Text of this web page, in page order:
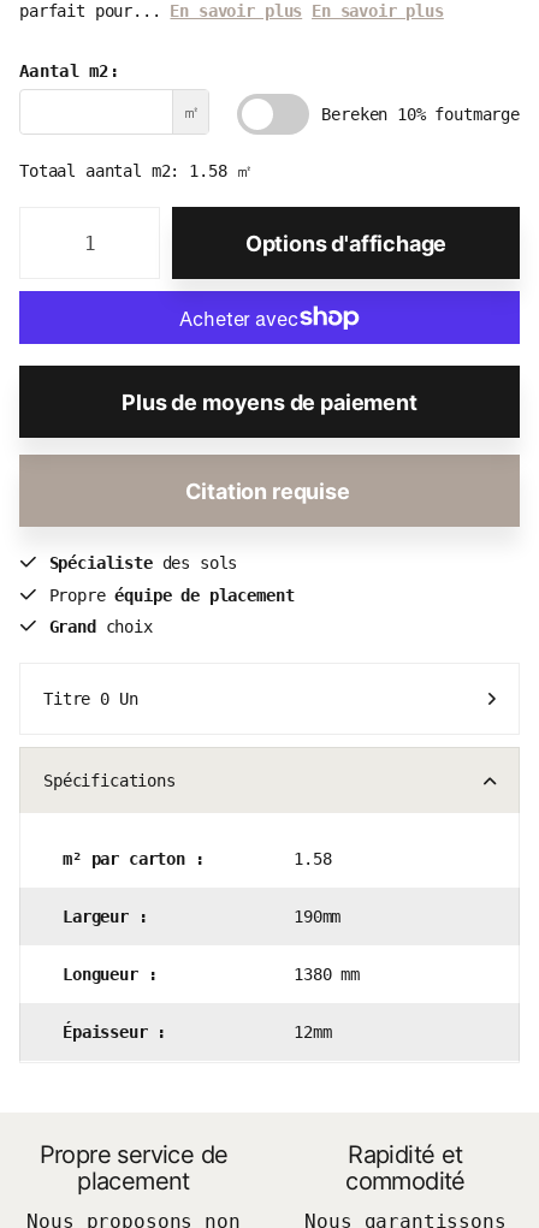
parfait pour... En savoir plus En savoir plus
Aantal m2:
㎡ Bereken 10% foutmarge
Totaal aantal m2: 1.58㎡
Options d'affichage
Plus de moyens de paiement
Citation requise
Spécialistedes sols
Propreéquipe de placement
Grand
choix
Titre 0 Un
Spécifications
m² par carton : 1.58
Largeur : 190mm
Longueur : 1380 mm
Épaisseur : 12mm
Propre service de
placement
Nous proposons non
Rapidité et
commodité
Nous garantissons